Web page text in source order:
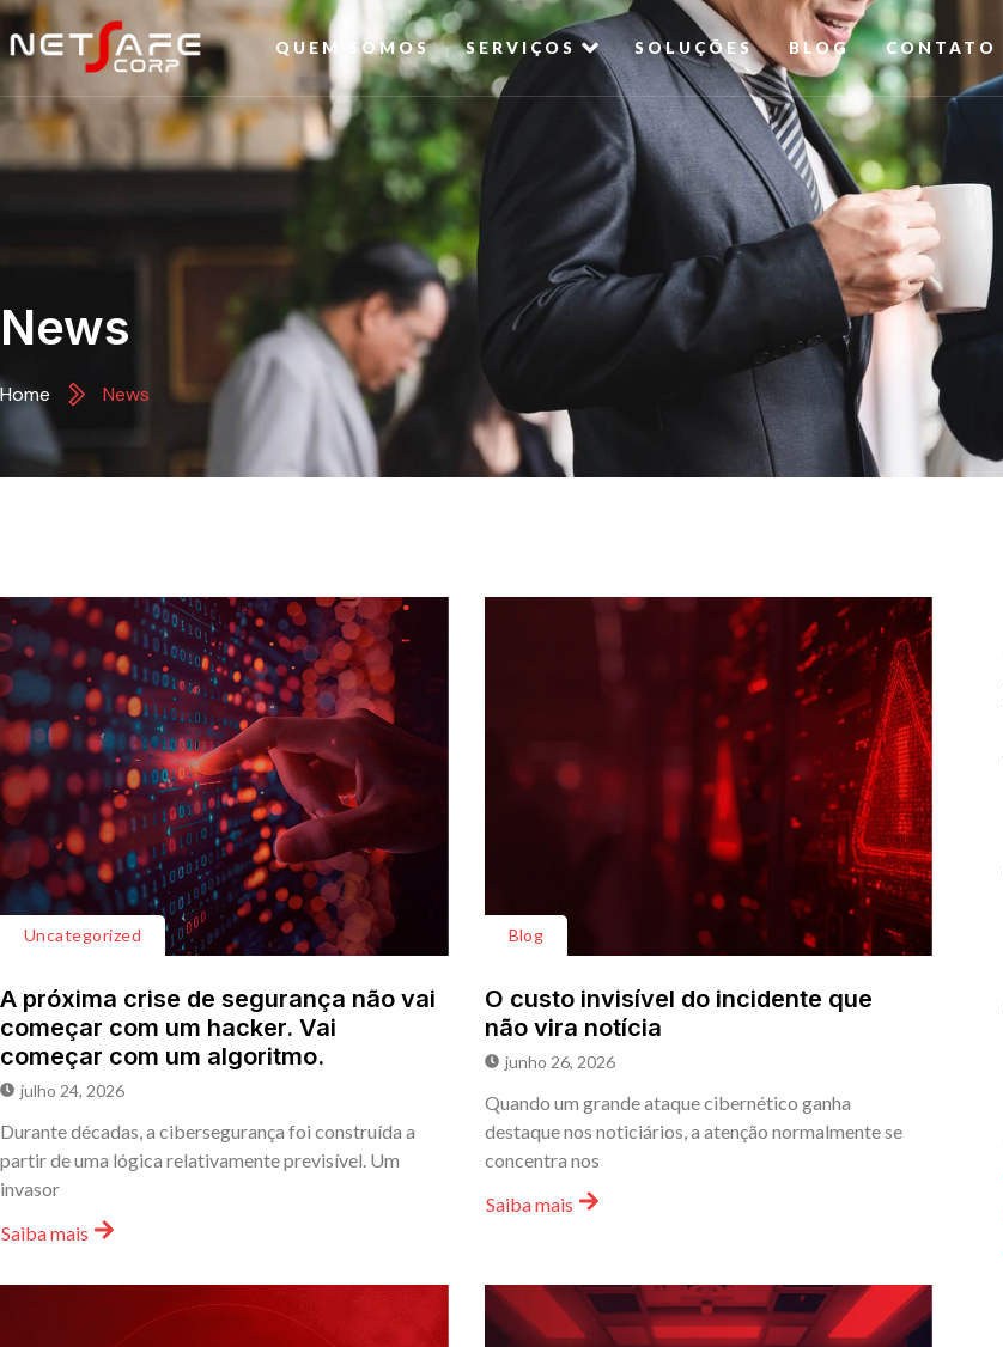
QUEM SOMOS SERVIÇOS SOLUÇÕES BLOG CONTATO
News
Home News
Uncategorized
A próxima crise de segurança não vai
começar com um hacker. Vai
começar com um algoritmo.
julho 24, 2026
Durante décadas, a cibersegurança foi construída a
partir de uma lógica relativamente previsível. Um
invasor
Saiba mais
Blog
O custo invisível do incidente que
não vira notícia
junho 26, 2026
Quando um grande ataque cibernético ganha
destaque nos noticiários, a atenção normalmente se
concentra nos
Saiba mais